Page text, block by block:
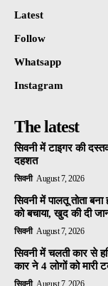
Latest
Follow
Whatsapp
Instagram
The latest
सिवनी में टाइगर की
दहशत
सिवनी August 7, 2026
सिवनी में पालतू तोता
को बचाया, खुद की दी
सिवनी August 7, 2026
सिवनी में चलती कार से
कार ने 4 लोगों को मारी
सिवनी August 7, 2026